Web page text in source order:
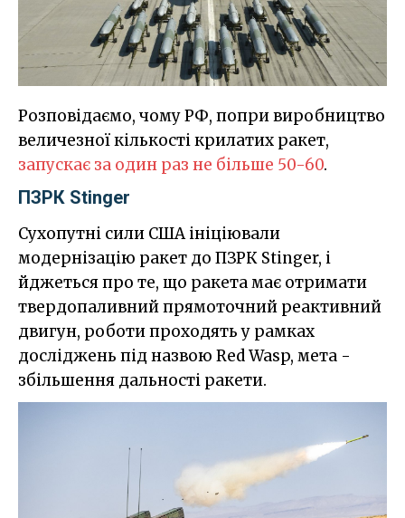
Розповідаємо, чому РФ, попри виробництво
величезної кількості крилатих ракет,
запускає за один раз не більше 50-60.
ПЗРК Stinger
Сухопутні сили США ініціювали
модернізацію ракет до ПЗРК Stinger, і
йджеться про те, що ракета має отримати
твердопаливний прямоточний реактивний
двигун, роботи проходять у рамках
досліджень під назвою Red Wasp, мета -
збільшення дальності ракети.